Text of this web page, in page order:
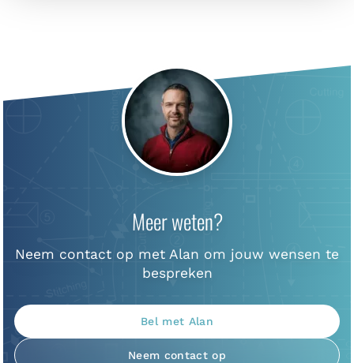
Meer weten?
Neem contact op met Alan om jouw wensen te
bespreken
Bel met Alan
Neem contact op